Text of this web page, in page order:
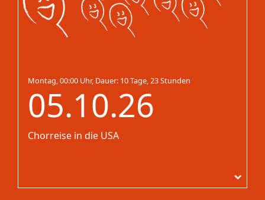
Montag, 00:00 Uhr, Dauer: 10 Tage, 23 Stunden
05.10.26
Chorreise in die USA